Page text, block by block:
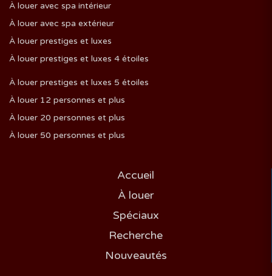
À louer avec spa intérieur
À louer avec spa extérieur
À louer prestiges et luxes
À louer prestiges et luxes 4 étoiles
À louer prestiges et luxes 5 étoiles
À louer 12 personnes et plus
À louer 20 personnes et plus
À louer 50 personnes et plus
Accueil
À louer
Spéciaux
Recherche
Nouveautés